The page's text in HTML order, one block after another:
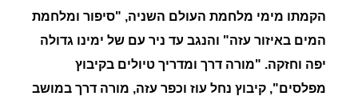
הקמתו מימי מלחמת העולם השניה, "סיפור ומלחמת
המים באיזור עזה" והנגב עד ניר עם של ימינו גדולה
יפה וחזקה. "מורה דרך ומדריך טיולים בקיבוץ
מפלסים", קיבוץ נחל עוז וכפר עזה, מורה דרך במושב